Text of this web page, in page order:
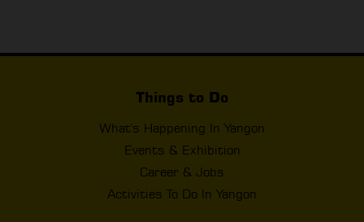
Things to Do
What's Happening In Yangon
Events & Exhibition
Career & Jobs
Activities To Do In Yangon